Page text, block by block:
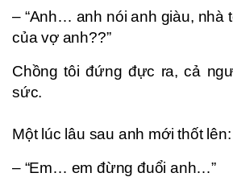
– “Anh… anh nói anh giàu, nhà
của vợ anh??”
Chồng tôi đứng đực ra, cả
sức.
Một lúc lâu sau anh mới thốt lên:
– “Em… em đừng đuổi anh…”